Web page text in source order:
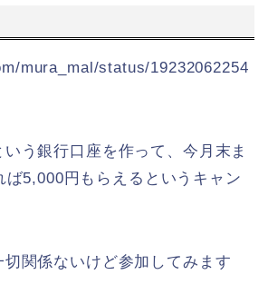
mura_mal/status/19232062254
う銀行口座を作って、今月末ま
ば5,000円もらえるというキャン
関係ないけど参加してみます